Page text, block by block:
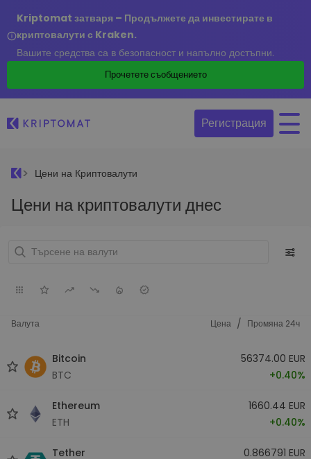
Kriptomat затваря – Продължете да инвестирате в
криптовалути с Kraken.
Вашите средства са в безопасност и напълно достъпни.
Прочетете съобщението
Регистрация
Цени на Криптовалути
Цени на криптовалути днес
Валута Цена / Промяна 24ч
Bitcoin
BTC
56374.00 EUR
+0.40%
Ethereum
ETH
1660.44 EUR
+0.40%
Tether
0.866791 EUR